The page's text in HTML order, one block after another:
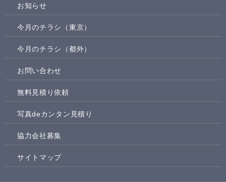
お知らせ
今月のチラシ（東京）
今月のチラシ（都外）
お問い合わせ
無料見積り依頼
写真deカンタン見積り
協力会社募集
サイトマップ